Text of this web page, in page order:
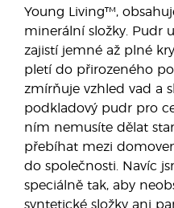
Young Living™,
minerální složky. Pudr
zajistí jemné až plné
pletí do přirozeného
zmírňuje vzhled vad a
podkladový pudr pro
ním nemusíte dělat
přebíhat mezi
do společnosti. Navíc
speciálně tak, aby
syntetické složky ani